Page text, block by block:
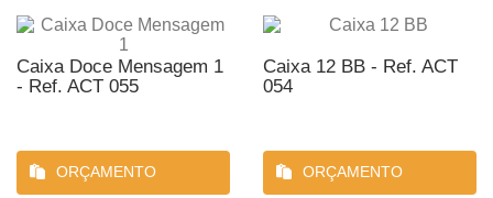
Caixa Doce Mensagem 1
- Ref. ACT 055
ORÇAMENTO
Caixa 12 BB - Ref. ACT
054
ORÇAMENTO